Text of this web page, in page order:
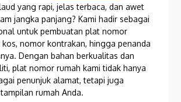
yang rapi, jelas terbaca, dan awet
jangka panjang? Kami hadir sebagai
untuk pembuatan plat nomor
nomor kontrakan, hingga penanda
Dengan bahan berkualitas dan
plat nomor rumah kami tidak hanya
penunjuk alamat, tetapi juga
rumah Anda.